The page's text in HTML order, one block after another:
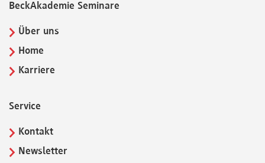
BeckAkademie Seminare
Über uns
Home
Karriere
Service
Kontakt
Newsletter